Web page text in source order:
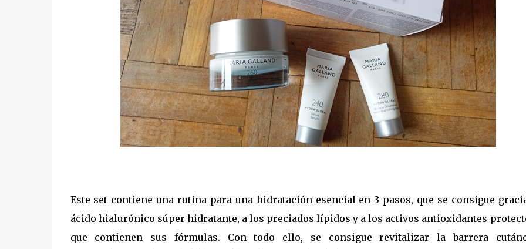
Este set contiene una rutina para una hidratación esencial en 3 pasos, que se consigue
ácido hialurónico súper hidratante, a los preciados lípidos y a los activos antioxidantes
que contienen sus fórmulas. Con todo ello, se consigue revitalizar la barrera